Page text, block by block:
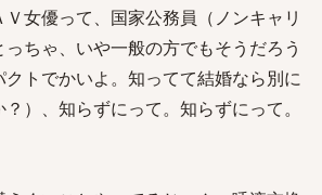
女優って、国家公務員（ノンキャリ
ちゃ、いや一般の方でもそうだろう
トでかいよ。知ってて結婚なら別に
）、知らずにって。知らずにって。